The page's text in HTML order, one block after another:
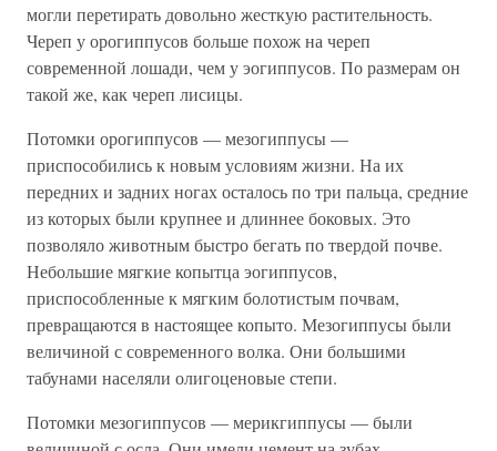
могли перетирать довольно жесткую растительность.
Череп у орогиппусов больше похож на череп
современной лошади, чем у эогиппусов. По размерам он
такой же, как череп лисицы.
Потомки орогиппусов — мезогиппусы —
приспособились к новым условиям жизни. На их
передних и задних ногах осталось по три пальца, средние
из которых были крупнее и длиннее боковых. Это
позволяло животным быстро бегать по твердой почве.
Небольшие мягкие копытца эогиппусов,
приспособленные к мягким болотистым почвам,
превращаются в настоящее копыто. Мезогиппусы были
величиной с современного волка. Они большими
табунами населяли олигоценовые степи.
Потомки мезогиппусов — мерикгиппусы — были